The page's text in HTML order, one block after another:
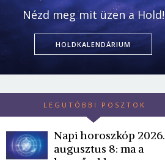
Nézd meg mit üzen a Hold!
HOLDKALENDÁRIUM
LEGUTÓBBI POSZTOK
Napi horoszkóp 2026.
augusztus 8: ma a